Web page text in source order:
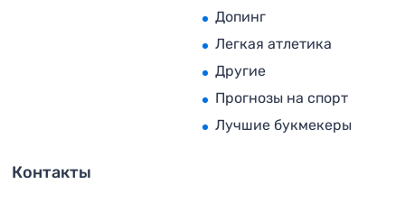
Допинг
Легкая атлетика
Другие
Прогнозы на спорт
Лучшие букмекеры
Контакты